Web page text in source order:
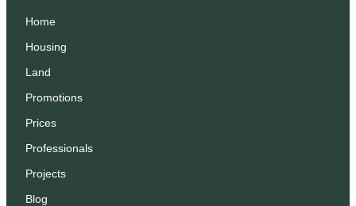
Home
Housing
Land
Promotions
Prices
Professionals
Projects
Blog